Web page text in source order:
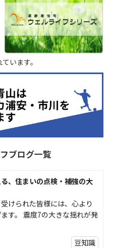
います。
ブログ一覧
、住まいの点検・補強の大
けられた皆様には、心より
す。 震度7の大きな揺れが発
豆知識